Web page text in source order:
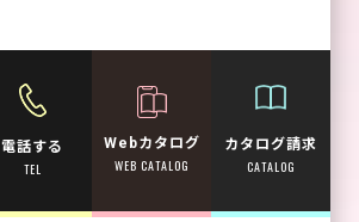
電話する
TEL
Webカタログ
WEB CATALOG
カタログ請求
CATALOG